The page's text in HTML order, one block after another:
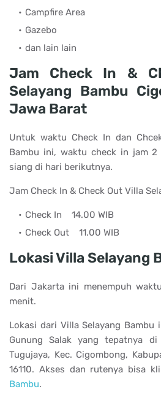
Campfire Area
Gazebo
dan lain lain
Jam Check In &
Selayang Bambu
Jawa Barat
Untuk waktu Check In dan
Bambu ini, waktu check in jam 2
siang di hari berikutnya.
Jam Check In & Check Out Villa
Check In 14.00 WIB
Check Out 11.00 WIB
Lokasi Villa Selayang
Dari Jakarta ini menempuh
menit.
Lokasi dari Villa Selayang Bambu
Gunung Salak yang tepatnya
Tugujaya, Kec. Cigombong,
16110. Akses dan rutenya bisa
Bambu.